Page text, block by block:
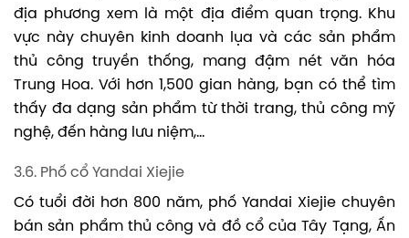
địa phương xem là một địa điểm quan trọng. Khu
vực này chuyên kinh doanh lụa và các sản phẩm
thủ công truyền thống, mang đậm nét văn hóa
Trung Hoa. Với hơn 1,500 gian hàng, bạn có thể tìm
thấy đa dạng sản phẩm từ thời trang, thủ công mỹ
nghệ, đến hàng lưu niệm,…
3.6. Phố cổ Yandai Xiejie
Có tuổi đời hơn 800 năm, phố Yandai Xiejie chuyên
bán sản phẩm thủ công và đồ cổ của Tây Tạng, Ấn